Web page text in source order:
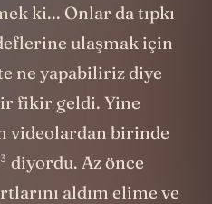
ki... Onlar da tıpkı
ulaşmak için
ne yapabiliriz diye
fikir geldi. Yine
videolardan birinde
3 diyordu. Az önce
aldım elime ve